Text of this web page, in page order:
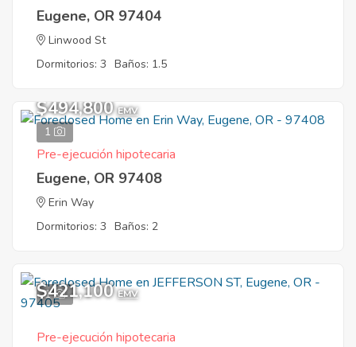
Eugene, OR 97404
Linwood St
Dormitorios: 3 Baños: 1.5
1
$494,800 EMV
Pre-ejecución hipotecaria
Eugene, OR 97408
Erin Way
Dormitorios: 3 Baños: 2
1
$421,100 EMV
Pre-ejecución hipotecaria